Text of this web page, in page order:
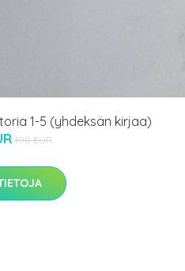
1-5 (yhdeksän kirjaa)
190 EUR